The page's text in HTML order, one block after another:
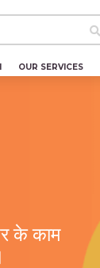
OUR SERVICES
के काम